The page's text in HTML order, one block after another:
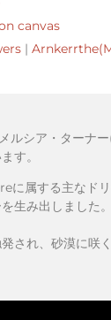
canvas
|
ルシア・ターナ
す。
に属する主なド
生み出しまし
され、砂漠に咲